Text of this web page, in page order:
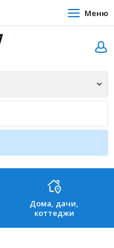
Меню
Дома, дачи,
коттеджи